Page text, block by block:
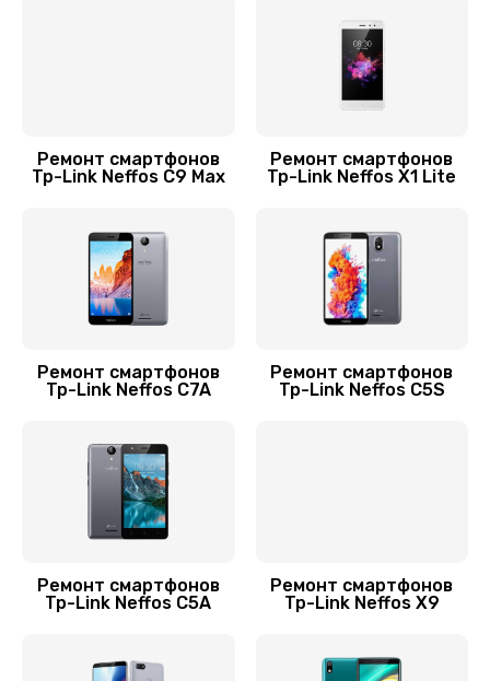
Замена корпуса
1000 руб.
Замена разъема питания
Замена шлейфа
Заказать
Ремонт корпусных элементов
Ремонт смартфонов
Tp-Link Neffos C9 Max
Ремонт смартфонов
Tp-Link Neffos X1 Lite
Ремонт смартфонов
Tp-Link Neffos C7A
Ремонт смартфонов
Tp-Link Neffos C5S
Ремонт смартфонов
Tp-Link Neffos C5A
Ремонт смартфонов
Tp-Link Neffos X9